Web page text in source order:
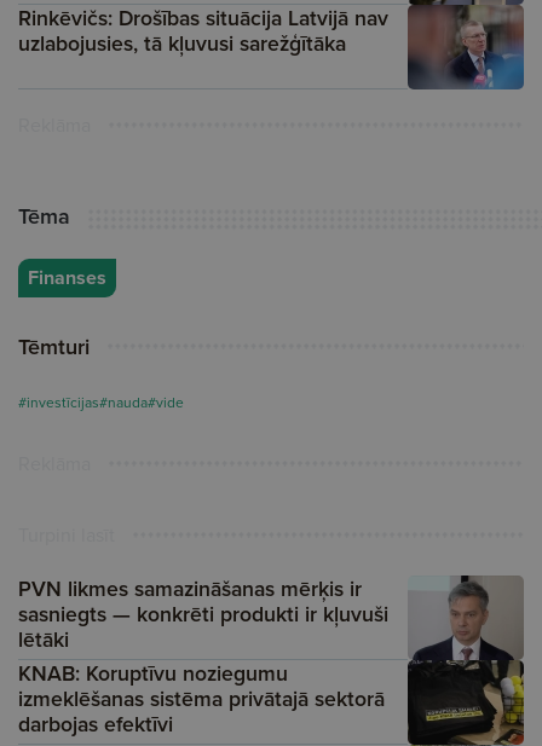
Rinkēvičs: Drošības situācija Latvijā nav
uzlabojusies, tā kļuvusi sarežģītāka
Tēma
Finanses
Tēmturi
#investīcijas#nauda#vide
PVN likmes samazināšanas mērķis ir
sasniegts — konkrēti produkti ir kļuvuši
lētāki
KNAB: Koruptīvu noziegumu
izmeklēšanas sistēma privātajā sektorā
darbojas efektīvi